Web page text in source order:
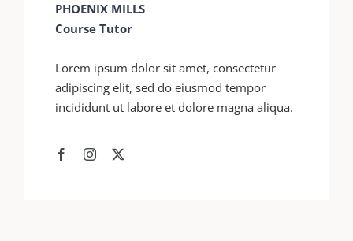
PHOENIX MILLS
Course Tutor
Lorem ipsum dolor sit amet, consectetur
adipiscing elit, sed do eiusmod tempor
incididunt ut labore et dolore magna aliqua.